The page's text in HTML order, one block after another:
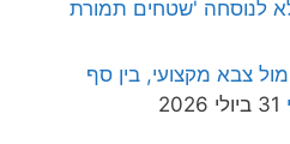
לנוסחה 'שטחים תמורת
צבא מקצועי, בין סף
31 ביולי 2026